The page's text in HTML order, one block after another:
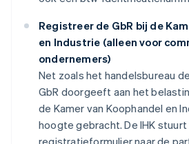
Registreer de GbR bij de
en Industrie (alleen voor
ondernemers)
Net zoals het handelsbureau
GbR doorgeeft aan het
de Kamer van Koophandel en
hoogte gebracht. De IHK stuurt